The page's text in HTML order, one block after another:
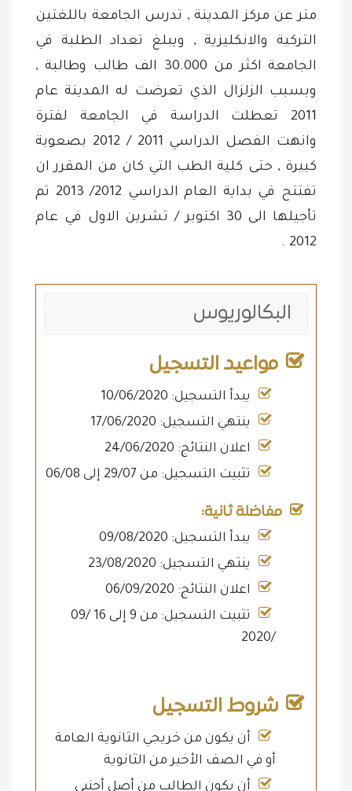
متر عن مركز المدينة , تدرس الجامعة باللغتين
التركية والانكليزية , ويبلغ تعداد الطلبة في
الجامعة اكثر من 30.000 الف طالب وطالبة ,
وبسبب الزلزال الذي تعرضت له المدينة عام
2011 تعطلت الدراسة في الجامعة لفترة
وانهت الفصل الدراسي 2011 / 2012 بصعوبة
كبيرة , حتى كلية الطب التي كان من المقرر ان
تفتتح في بداية العام الدراسي 2012/ 2013 تم
تأجيلها الى 30 اكتوبر / تشرين الاول في عام
2012 .
البكالوريوس
مواعيد التسجيل
يبدأ التسجيل: 10/06/2020
ينتهي التسجيل: 17/06/2020
اعلان النتائج: 24/06/2020
تثبيت التسجيل: من 29/07 إلى 06/08
مفاضلة ثانية:
يبدأ التسجيل: 09/08/2020
ينتهي التسجيل: 23/08/2020
اعلان النتائج: 06/09/2020
تثبيت التسجيل: من 9 إلى 16 /09
/2020
شروط التسجيل
أن يكون من خريجي الثانوية العامة
أو في الصف الأخير من الثانوية
أن يكون الطالب من أصل أجنبي